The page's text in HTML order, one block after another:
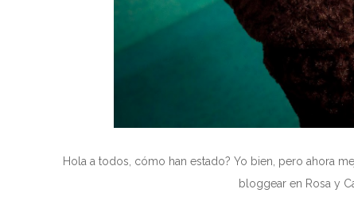
Hola a todos, cómo han estado? Yo bien, pero ahora
bloggear en Rosa y